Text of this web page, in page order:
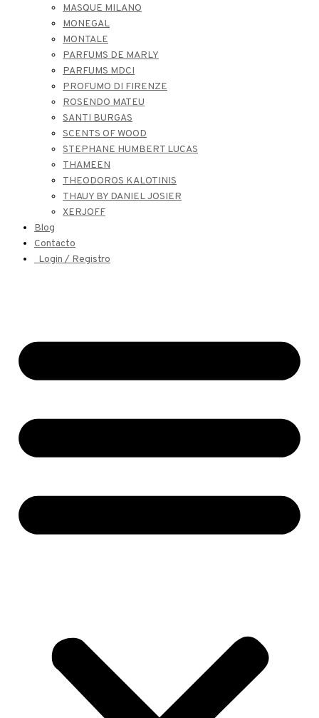
MASQUE MILANO
MONEGAL
MONTALE
PARFUMS DE MARLY
PARFUMS MDCI
PROFUMO DI FIRENZE
ROSENDO MATEU
SANTI BURGAS
SCENTS OF WOOD
STEPHANE HUMBERT LUCAS
THAMEEN
THEODOROS KALOTINIS
THAUY BY DANIEL JOSIER
XERJOFF
Blog
Contacto
Login / Registro